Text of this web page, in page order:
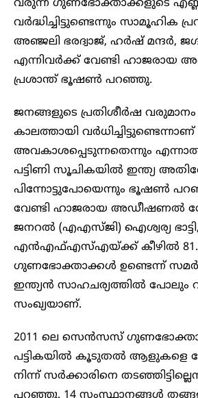
വരുന്ന ഗുണഭോക്താക്കളുടെ
വർദ്ധിച്ചിട്ടുണ്ടെന്നും സാമൂഹിക
അഞ്ജലി ഭരദ്വാജ്, ഹർഷ് മന്ദർ,
എന്നിവർക്ക് വേണ്ടി ഹാജരായ
പ്രശാന്ത് ഭൂഷൺ പറഞ്ഞു.
ജനങ്ങളുടെ പ്രതിശീർഷ
കാലത്തായി
അവകാശപ്പെടുന്നതെന്നും
പട്ടിണി സൂചികയിൽ ഇന്ത്യ
പിന്നോട്ടുപോയെന്നും ഭൂഷൺ
വേണ്ടി ഹാജരായ അഡീഷണൽ
ജനറൽ (എഎസ്ജി) ഐശ്വര്യ ഭാട്ടി,
എൻഎഫ്എസ്എയ്ക്ക് കീഴിൽ
ഗുണഭോക്താക്കൾ ഉണ്ടെന്ന്
ഇന്ത്യൻ സാഹചര്യത്തിൽ പോലും
സംഖ്യയാണ്.
2011 ലെ സെൻസസ്
പട്ടികയിൽ കൂടുതൽ ആളുകളെ
നിന്ന് സർക്കാരിനെ
പറഞ്ഞു. 14 സംസ്ഥാനങ്ങൾ